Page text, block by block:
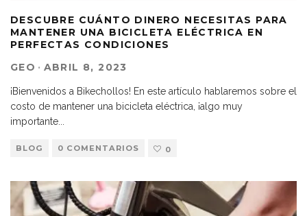
DESCUBRE CUÁNTO DINERO NECESITAS PARA
MANTENER UNA BICICLETA ELÉCTRICA EN
PERFECTAS CONDICIONES
GEO · ABRIL 8, 2023
¡Bienvenidos a Bikechollos! En este artículo hablaremos sobre el
costo de mantener una bicicleta eléctrica, ¡algo muy
importante
BLOG 0 COMENTARIOS 0